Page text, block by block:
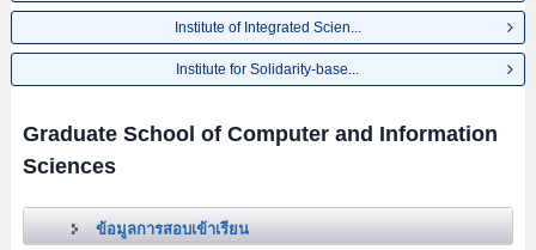
Institute of Integrated Scien...
Institute for Solidarity-base...
Graduate School of Computer and Information
Sciences
ข้อมูลการสอบเข้าเรียน